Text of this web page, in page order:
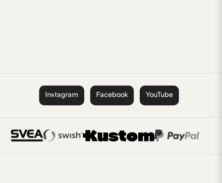
Instagram Facebook YouTube